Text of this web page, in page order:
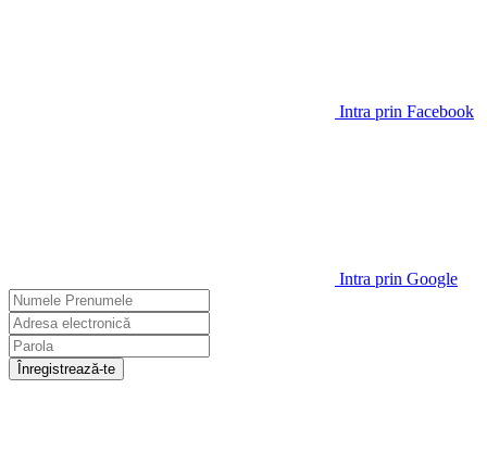
Intra prin Facebook
Intra prin Google
Înregistrează-te